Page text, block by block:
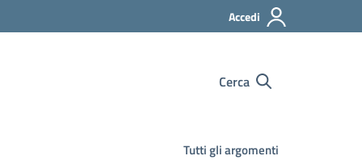
Accedi
Cerca
Tutti gli argomenti